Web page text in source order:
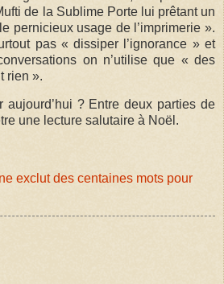
de la Sublime Porte lui prêtant un
pernicieux usage de l’imprimerie ».
pas « dissiper l’ignorance » et
on n’utilise que « des
rien ».
aujourd’hui ? Entre deux parties de
une lecture salutaire à Noël.
exclut des centaines mots pour